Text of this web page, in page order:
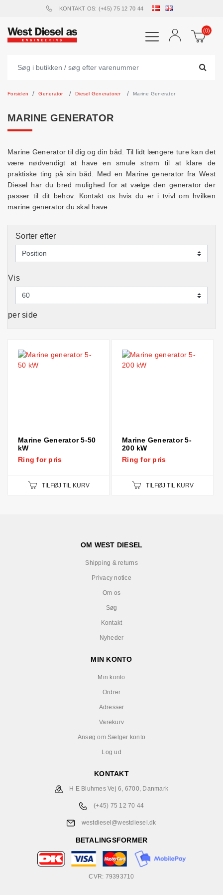
KONTAKT OS: (+45) 75 12 70 44
(0)
Forsiden Generator Diesel Generatorer Marine Generator
MARINE GENERATOR
Marine Generator til dig og din båd. Til lidt længere ture kan det
være nødvendigt at have en smule strøm til at klare de
praktiske ting på sin båd. Med en Marine generator fra West
Diesel har du bred mulighed for at vælge den generator der
passer til dit behov. Kontakt os hvis du er i tvivl om hvilken
marine generator du skal have
Sorter efter
Vis
per side
Marine Generator 5-50
kW
Ring for pris
TILFØJ TIL KURV
Marine Generator 5-
200 kW
Ring for pris
TILFØJ TIL KURV
OM WEST DIESEL
Shipping & returns
Privacy notice
Om os
Søg
Kontakt
Nyheder
MIN KONTO
Min konto
Ordrer
Adresser
Varekurv
Ansøg om Sælger konto
Log ud
KONTAKT
H E Bluhmes Vej 6, 6700, Danmark
(+45) 75 12 70 44
westdiesel@westdiesel.dk
BETALINGSFORMER
CVR: 79393710